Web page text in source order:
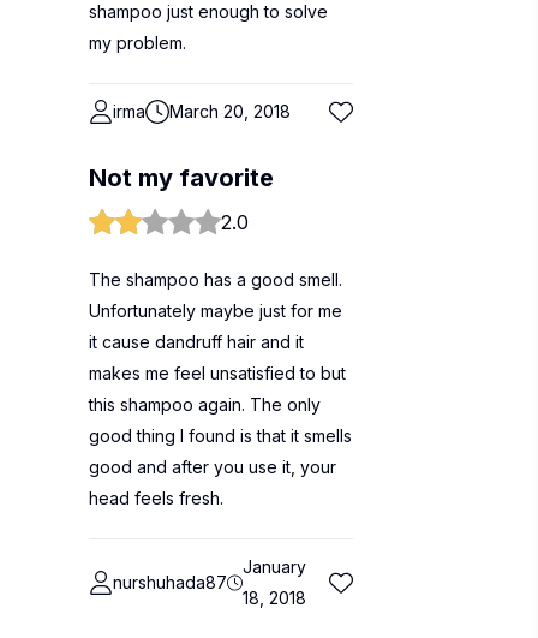
shampoo just enough to solve
my problem.
irma March 20, 2018
Not my favorite
2.0
The shampoo has a good smell.
Unfortunately maybe just for me
it cause dandruff hair and it
makes me feel unsatisfied to but
this shampoo again. The only
good thing I found is that it smells
good and after you use it, your
head feels fresh.
nurshuhada87
January
18, 2018